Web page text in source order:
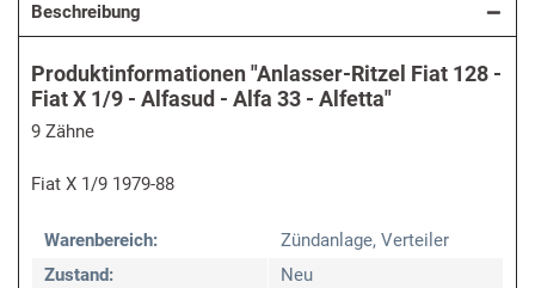
Beschreibung
Produktinformationen "Anlasser-Ritzel Fiat 128 -
Fiat X 1/9 - Alfasud - Alfa 33 - Alfetta"
9 Zähne
Fiat X 1/9 1979-88
Warenbereich:
Zündanlage, Verteiler
Zustand:
Neu